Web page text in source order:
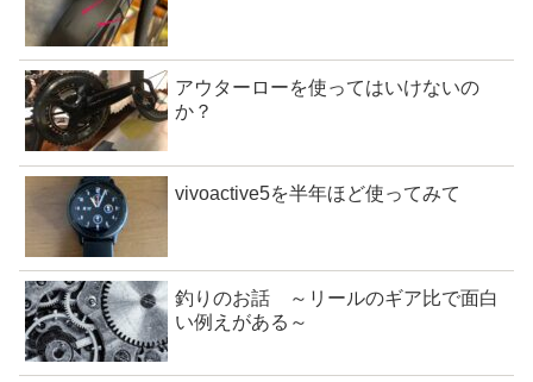
アウターローを使ってはいけないの
か？
vivoactive5を半年ほど使ってみて
釣りのお話 ～リールのギア比で面白
い例えがある～